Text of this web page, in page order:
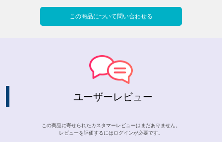
この商品について問い合わせる
ユーザーレビュー
この商品に寄せられたカスタマーレビューはまだありません。
レビューを評価するには ログインが必要です。